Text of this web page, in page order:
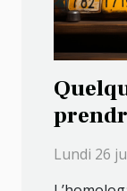
Lundi 26